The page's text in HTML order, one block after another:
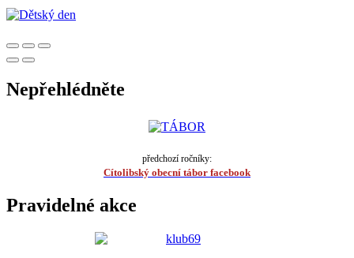
Nepřehlédněte
předchozí ročníky:
Cítolibský obecní tábor facebook
Pravidelné akce